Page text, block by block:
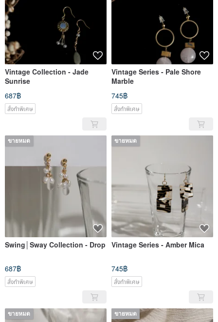
Vintage Collection - Jade
Sunrise
687฿
สั่งทำพิเศษ
Vintage Series - Pale Shore
Marble
745฿
สั่งทำพิเศษ
ขายหมด
Swing│Sway Collection - Drop
687฿
สั่งทำพิเศษ
ขายหมด
Vintage Series - Amber Mica
745฿
สั่งทำพิเศษ
ขายหมด ขายหมด